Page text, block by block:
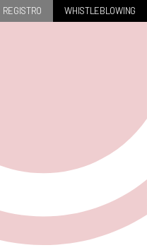
REGISTRO WHISTLEBLOWING